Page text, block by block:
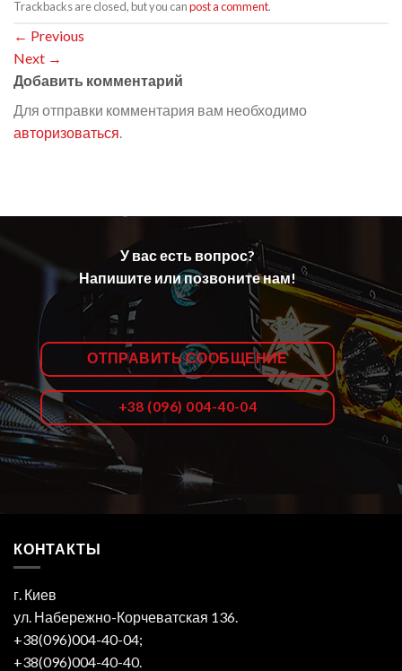
Trackbacks are closed, but you canpost a comment.
← Previous
Next →
Добавить комментарий
Для отправки комментария вам необходимо
авторизоваться.
У вас есть вопрос?
Напишите или позвоните нам!
ОТПРАВИТЬ СООБЩЕНИЕ
+38 (096) 004-40-04
КОНТАКТЫ
г. Киев
ул. Набережно-Корчеватская 136.
+38(096)004-40-04;
+38(096)004-40-40.